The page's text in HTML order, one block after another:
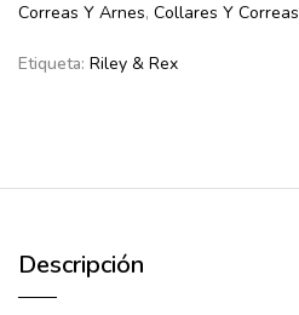
Correas Y Arnes, Collares Y Correas
Etiqueta: Riley & Rex
Descripción